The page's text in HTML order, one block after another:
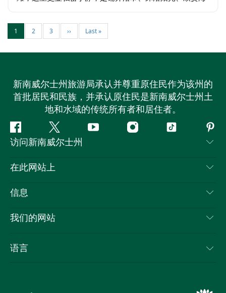
佳时节，您可以尽情享受美丽的海滩，游泳…
1 2 3 ›› Last »
新南威尔士州旅游局承认并尊重原住民作为该州的
首批居民和民族，并承认原住民是新南威尔士州土
地和水域的传统所有者和居住者。
Facebook叽
叽
喳
YouTube Instagram抖
访问新南威尔士州
联系我们
隐私
Cookie 通知
在此网站上
目的地
新南威尔士州公路旅行
活动
信息
旅行信息
新南威尔士州的商业
我们的网站
语言